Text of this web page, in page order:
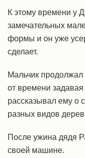
К этому времени у
замечательных
формы и он уже
сделает.
Мальчик
от времени
рассказывал ему о
разных видов
После ужина дядя
своей машине.